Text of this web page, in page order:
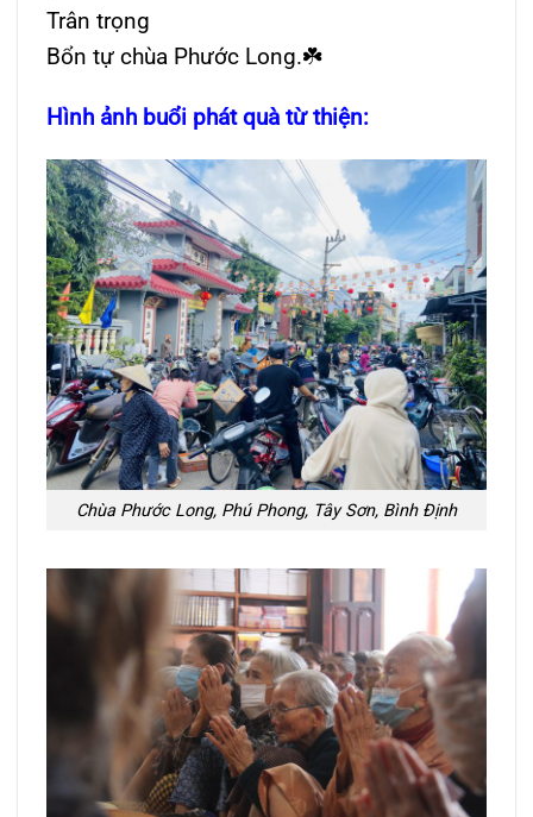
Trân trọng
Bổn tự chùa Phước Long.☘️
Hình ảnh buổi phát quà từ thiện:
Chùa Phước Long, Phú Phong, Tây Sơn, Bình Định